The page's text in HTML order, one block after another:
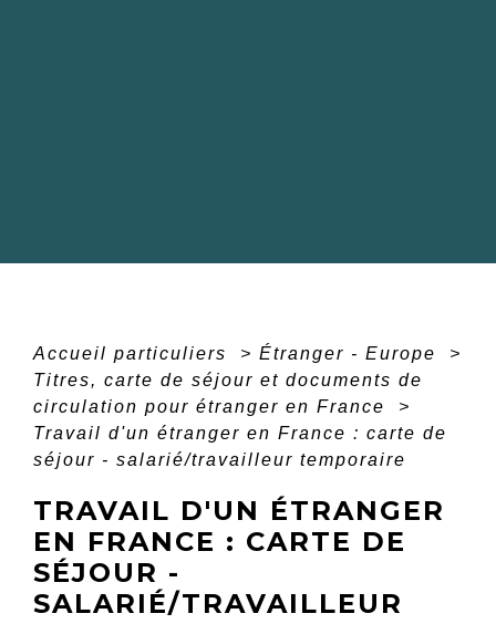
Accueil particuliers > Étranger - Europe
>
Titres, carte de séjour et documents de
circulation pour étranger en France
>
Travail d'un étranger en France : carte de
séjour - salarié/travailleur temporaire
TRAVAIL D'UN ÉTRANGER
EN FRANCE : CARTE DE
SÉJOUR -
SALARIÉ/TRAVAILLEUR